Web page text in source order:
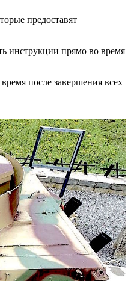
предоставят
инструкции прямо во время
после завершения всех